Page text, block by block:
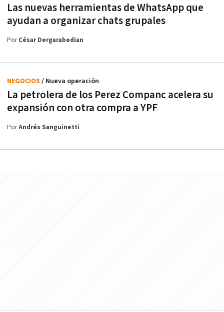
Las nuevas herramientas de WhatsApp que
ayudan a organizar chats grupales
PorCésar Dergarabedian
La petrolera de los Perez Companc acelera su
expansión con otra compra a YPF
NEGOCIOS / Nueva operación
PorAndrés Sanguinetti